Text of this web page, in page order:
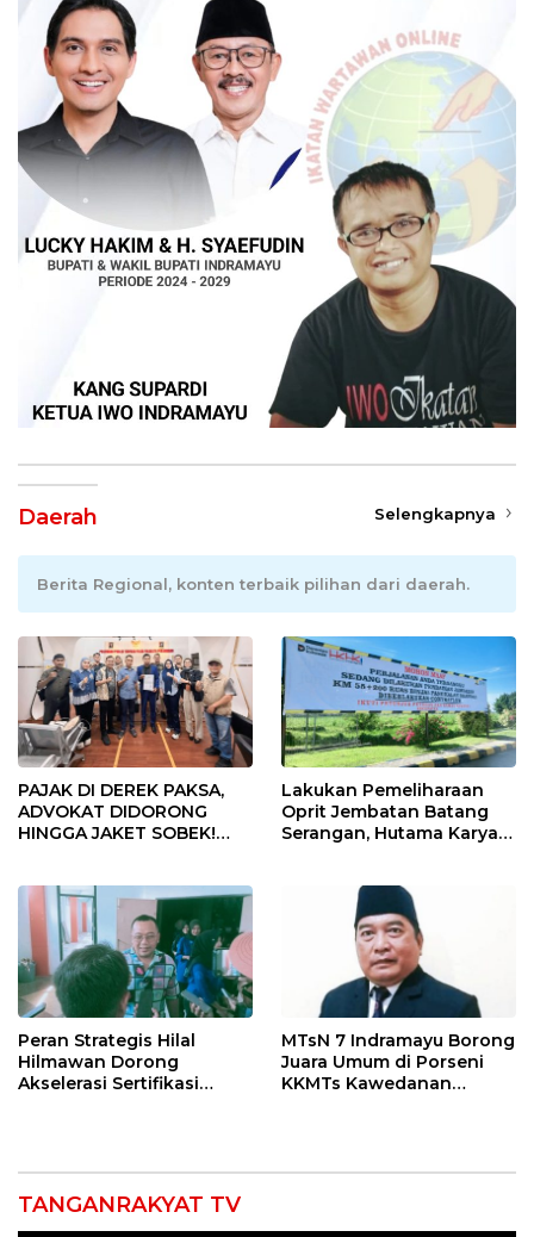
Daerah Selengkapnya
Berita Regional, konten terbaik pilihan dari daerah.
PAJAK DI DEREK PAKSA,
ADVOKAT DIDORONG
HINGGA JAKET SOBEK!
Pekanbaru!
Lakukan Pemeliharaan
Oprit Jembatan Batang
Serangan, Hutama Karya
Peran Strategis Hilal
Hilmawan Dorong
Akselerasi Sertifikasi
MTsN 7 Indramayu Borong
Juara Umum di Porseni
KKMTs Kawedanan
TANGANRAKYAT TV